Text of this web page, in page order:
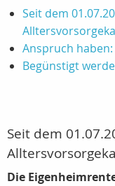
Seit dem
Anspruch haben:
Begünstigt
Seit dem
Die